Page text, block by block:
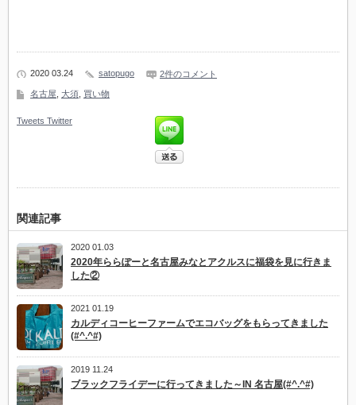
2020 03.24 satopugo 2件のコメント
名古屋, 大須, 買い物
Tweets Twitter
関連記事
2020 01.03
2020年ららぽーと名古屋みなとアクルスに福袋を見に行きま
した②
2021 01.19
カルディコーヒーファームでエコバッグをもらってきました
(#^.^#)
2019 11.24
ブラックフライデーに行ってきました～IN 名古屋(#^.^#)